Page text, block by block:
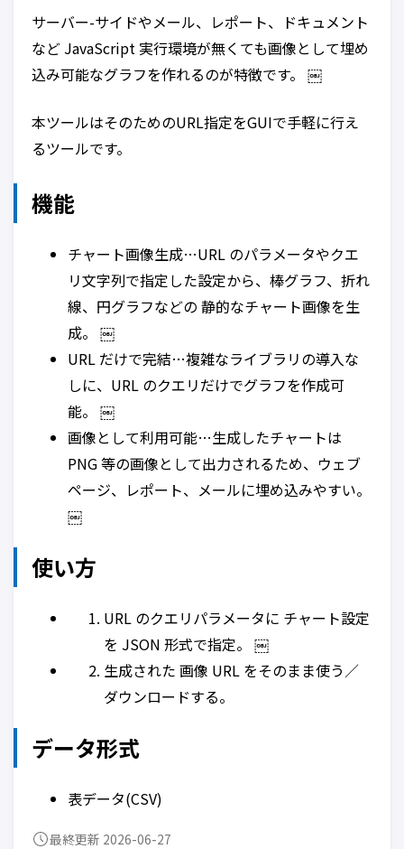
サーバー-サイドやメール、レポート、ドキュメント
など JavaScript 実行環境が無くても画像として埋め
込み可能なグラフを作れるのが特徴です。 ￼
本ツールはそのためのURL指定をGUIで手軽に行え
るツールです。
機能
チャート画像生成…URL のパラメータやクエ
リ文字列で指定した設定から、棒グラフ、折れ
線、円グラフなどの 静的なチャート画像を生
成。 ￼
URL だけで完結…複雑なライブラリの導入な
しに、URL のクエリだけでグラフを作成可
能。 ￼
画像として利用可能…生成したチャートは
PNG 等の画像として出力されるため、ウェブ
ページ、レポート、メールに埋め込みやすい。
￼
使い方
URL のクエリパラメータに チャート設定
を JSON 形式で指定。 ￼
生成された 画像 URL をそのまま使う／
ダウンロードする。
データ形式
表データ(CSV)
最終更新 2026-06-27